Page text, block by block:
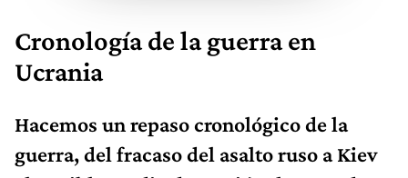
Cronología de la guerra en
Ucrania
Hacemos un repaso cronológico de la
guerra, del fracaso del asalto ruso a Kiev